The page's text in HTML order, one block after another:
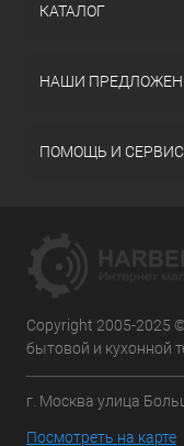
КАТАЛОГ
НАШИ
ПОМОЩЬ И
Copyright 2005-2025
бытовой и кухонной
г. Москва улица
Посмотреть на карте